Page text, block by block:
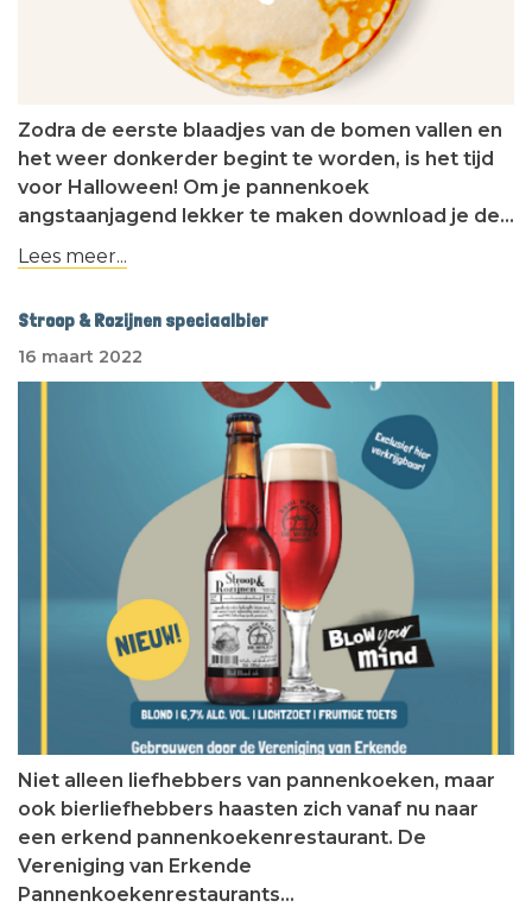
Zodra de eerste blaadjes van de bomen vallen en
het weer donkerder begint te worden, is het tijd
voor Halloween! Om je pannenkoek
angstaanjagend lekker te maken download je de…
Lees meer...
Stroop & Rozijnen speciaalbier
16 maart 2022
Niet alleen liefhebbers van pannenkoeken, maar
ook bierliefhebbers haasten zich vanaf nu naar
een erkend pannenkoekenrestaurant. De
Vereniging van Erkende
Pannenkoekenrestaurants…